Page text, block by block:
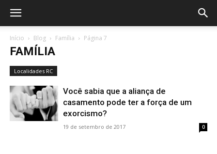
Início Blog Família Página 7
FAMÍLIA
Localidades RC
Você sabia que a aliança de
casamento pode ter a força de um
exorcismo?
19 de setembro de 2017 0